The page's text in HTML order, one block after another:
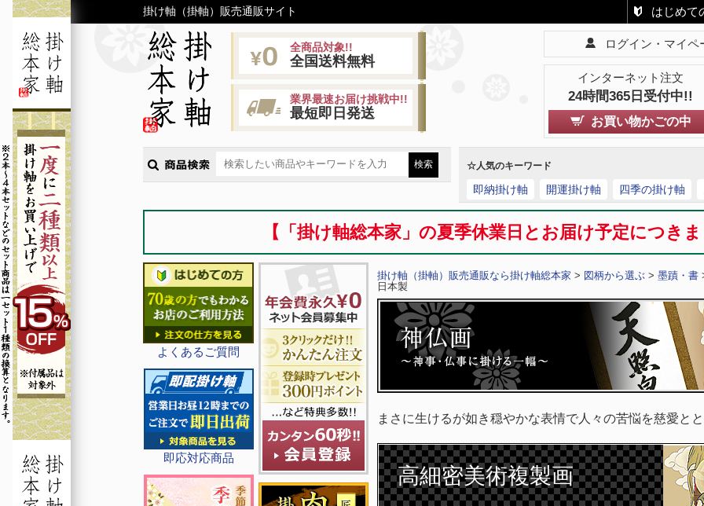
掛け軸（掛軸）販売通販サイト はじめて
全商品対象!!
全国送料無料
業界最速お届け挑戦中!!
最短即日発送
ログイン・マイペ
インターネット注文
24時間365日受付中!!
お買い物かごの中
☆人気のキーワード
即納掛け軸 開運掛け軸 四季の掛け軸
【「掛け軸総本家」の夏季休業日とお届け予定につ
よくあるご質問
即応対応商品
掛け軸（掛軸）販売通販なら掛け軸総本家 > 図柄から選ぶ > 墨蹟・書
日本製
まさに生けるが如き穏やかな表情で人々の苦悩を慈愛と
高細密美術複製画